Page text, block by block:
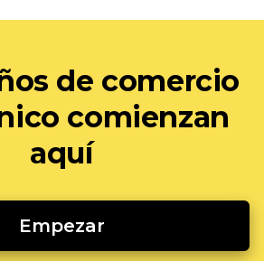
de comercio
comienzan
aquí
Empezar